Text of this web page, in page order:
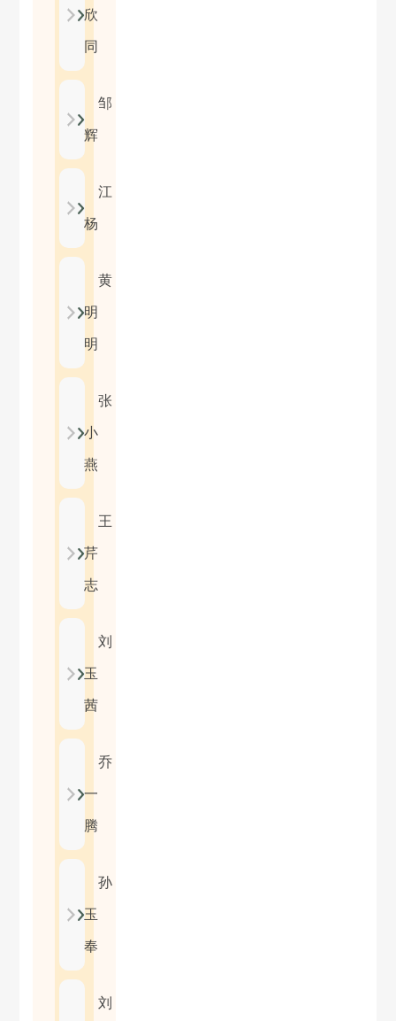
欣
同
邹
辉
江
杨
黄
明
明
张
小
燕
王
芹
志
刘
玉
茜
乔
一
腾
孙
玉
奉
刘